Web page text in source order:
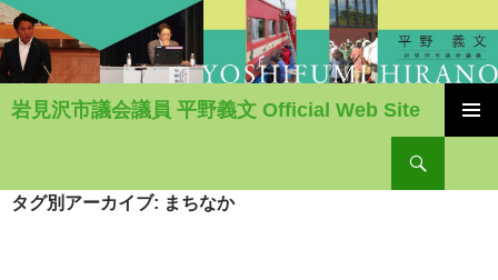
岩見沢市議会議員 平野義文 Official Web Site
ン
タグ別アーカイブ: まちなか